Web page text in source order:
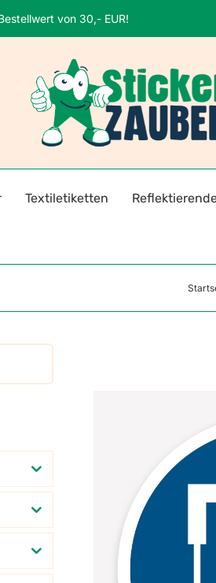
von 30,- EUR!
Textiletiketten
Bügeletiketten